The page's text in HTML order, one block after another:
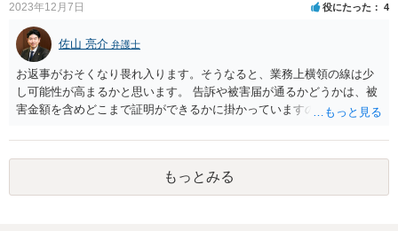
慰謝料など、具体的な損害賠償算定の仕方についても、ご相談なさる
とよいと思います。 お大事になさってください。
2023年12月7日 役にたった 4
佐山 亮介 弁護士
お返事がおそくなり畏れ入ります。そうなると、業務上横領の線は少
し可能性が高まるかと思います。 告訴や被害届が通るかどうかは、被
害金額を含めどこまで証明ができるかに掛かっていますので、一度直
もっとみる